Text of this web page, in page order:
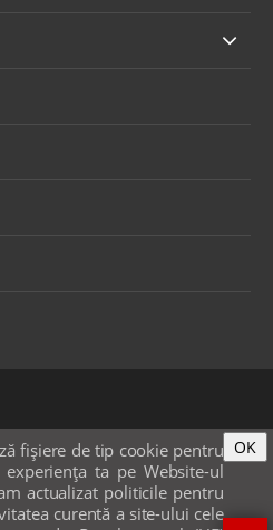
fişiere de tip cookie pentru
ta pe Website-ul
actualizat politicile pentru
curentă a site-ului cele
OK
Mica publicitate
COOKIE-URI & GDPR
bysofthost.